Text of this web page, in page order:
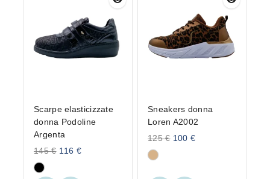
Scarpe elasticizzate
donna Podoline
Argenta
145€ 116€
Sneakers donna
Loren A2002
125€ 100€